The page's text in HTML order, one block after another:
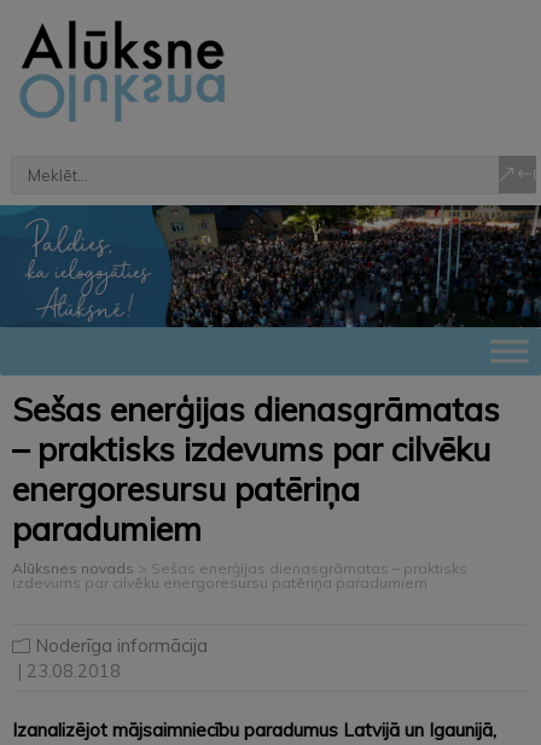
Sešas enerģijas dienasgrāmatas
– praktisks izdevums par cilvēku
energoresursu patēriņa
paradumiem
Alūksnes novads > Sešas enerģijas dienasgrāmatas – praktisks
izdevums par cilvēku energoresursu patēriņa paradumiem
Noderīga informācija
| 23.08.2018
Izanalizējot mājsaimniecību paradumus Latvijā un Igaunijā,